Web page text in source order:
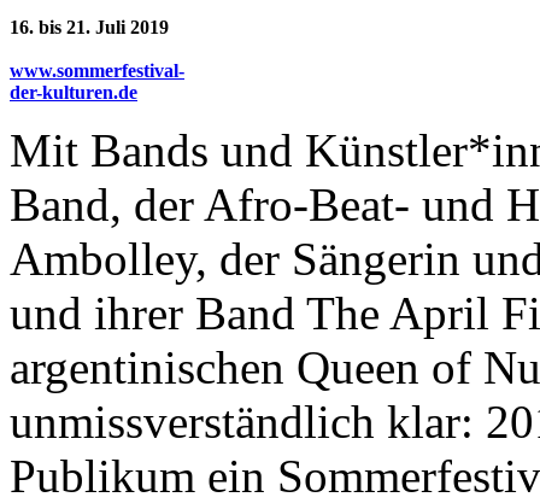
16. bis 21. Juli 2019
www.sommerfestival-
der-kulturen.de
Mit Bands und
Band, der Afro-Beat- und
Ambolley, der Sängerin
und ihrer Band The April
argentinischen Queen of
unmissverständlich klar:
Publikum ein